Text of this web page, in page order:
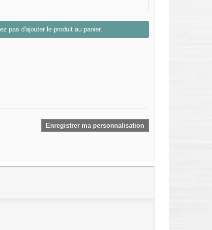
pas d'ajouter le produit au panier.
Enregistrer ma personnalisation